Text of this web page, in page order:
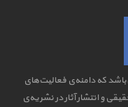
که دامنه‌ی فعالیت‌های
و انتشار آثار در نشریه‌ی